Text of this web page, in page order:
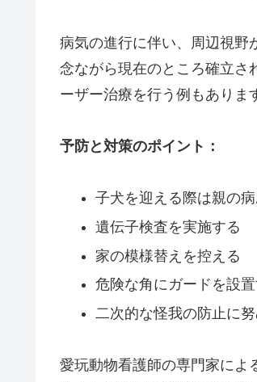
病気の進行に伴い、周辺視野
念ながら現在のところ確立さ
ーザー治療を行う例もありま
予防と対策のポイント：
子犬を迎える際は親の
遺伝子検査を実施する
家の模様替えを控える
危険な角にガードを設
二次的な怪我の防止に
愛玩動物看護師の専門家によ